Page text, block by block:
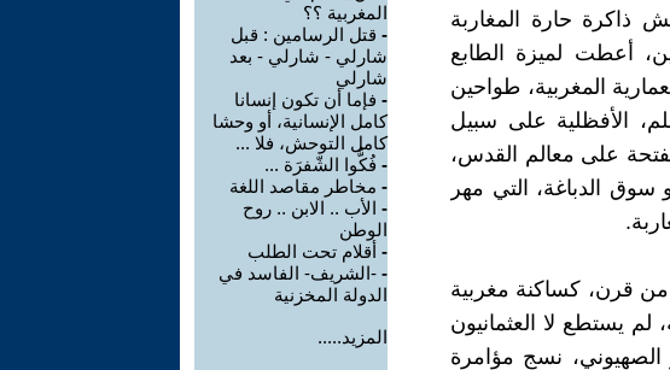
ذاكرة حارة المغاربة
أعطت لميزة الطابع
المغربية، طواحين
الأفظلية على سبيل
على معالم القدس،
الدباغة، التي مهر
من قرن، كساكنة مغربية
لم يستطع لا العثمانيون
الصهيوني، نسج مؤامرة
المغربية ؟؟
- قتل الرسامين : قبل
شارلي - شارلي - بعد
شارلي
- فإما أن تكون إنسانا
كامل الإنسانية، أو وحشا
كامل التوحش، فلا ...
- فُكُّوا الشّفرَة ...
- مخاطر مقاصد اللغة
- الأب .. الابن .. روح
الوطن
- أقلام تحت الطلب
- -الشريف- الفاسد في
الدولة المخزنية
المزيد.....